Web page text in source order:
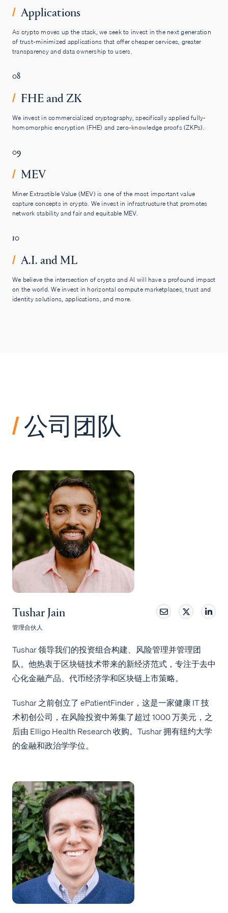
/ Applications
As crypto moves up the stack, we seek to invest in the next generation
of trust-minimized applications that offer cheaper services, greater
transparency and data ownership to users.
08
/ FHE and ZK
We invest in commercialized cryptography, specifically applied fully-
homomorphic encryption (FHE) and zero-knowledge proofs (ZKPs).
09
/ MEV
Miner Extractible Value (MEV) is one of the most important value
capture concepts in crypto. We invest in infrastructure that promotes
network stability and fair and equitable MEV.
10
/ A.I. and ML
We believe the intersection of crypto and AI will have a profound impact
on the world. We invest in horizontal compute marketplaces, trust and
identity solutions, applications, and more.
/公司团队
Tushar Jain
管理合伙人
Tushar 领导我们的投资组合构建、风险管理并管理团
队。他热衷于区块链技术带来的新经济范式，专注于去中
心化金融产品、代币经济学和区块链上市策略。
Tushar 之前创立了 ePatientFinder，这是一家健康 IT 技
术初创公司，在风险投资中筹集了超过 1000 万美元，之
后由 Elligo Health Research 收购。Tushar 拥有纽约大学
的金融和政治学学位。